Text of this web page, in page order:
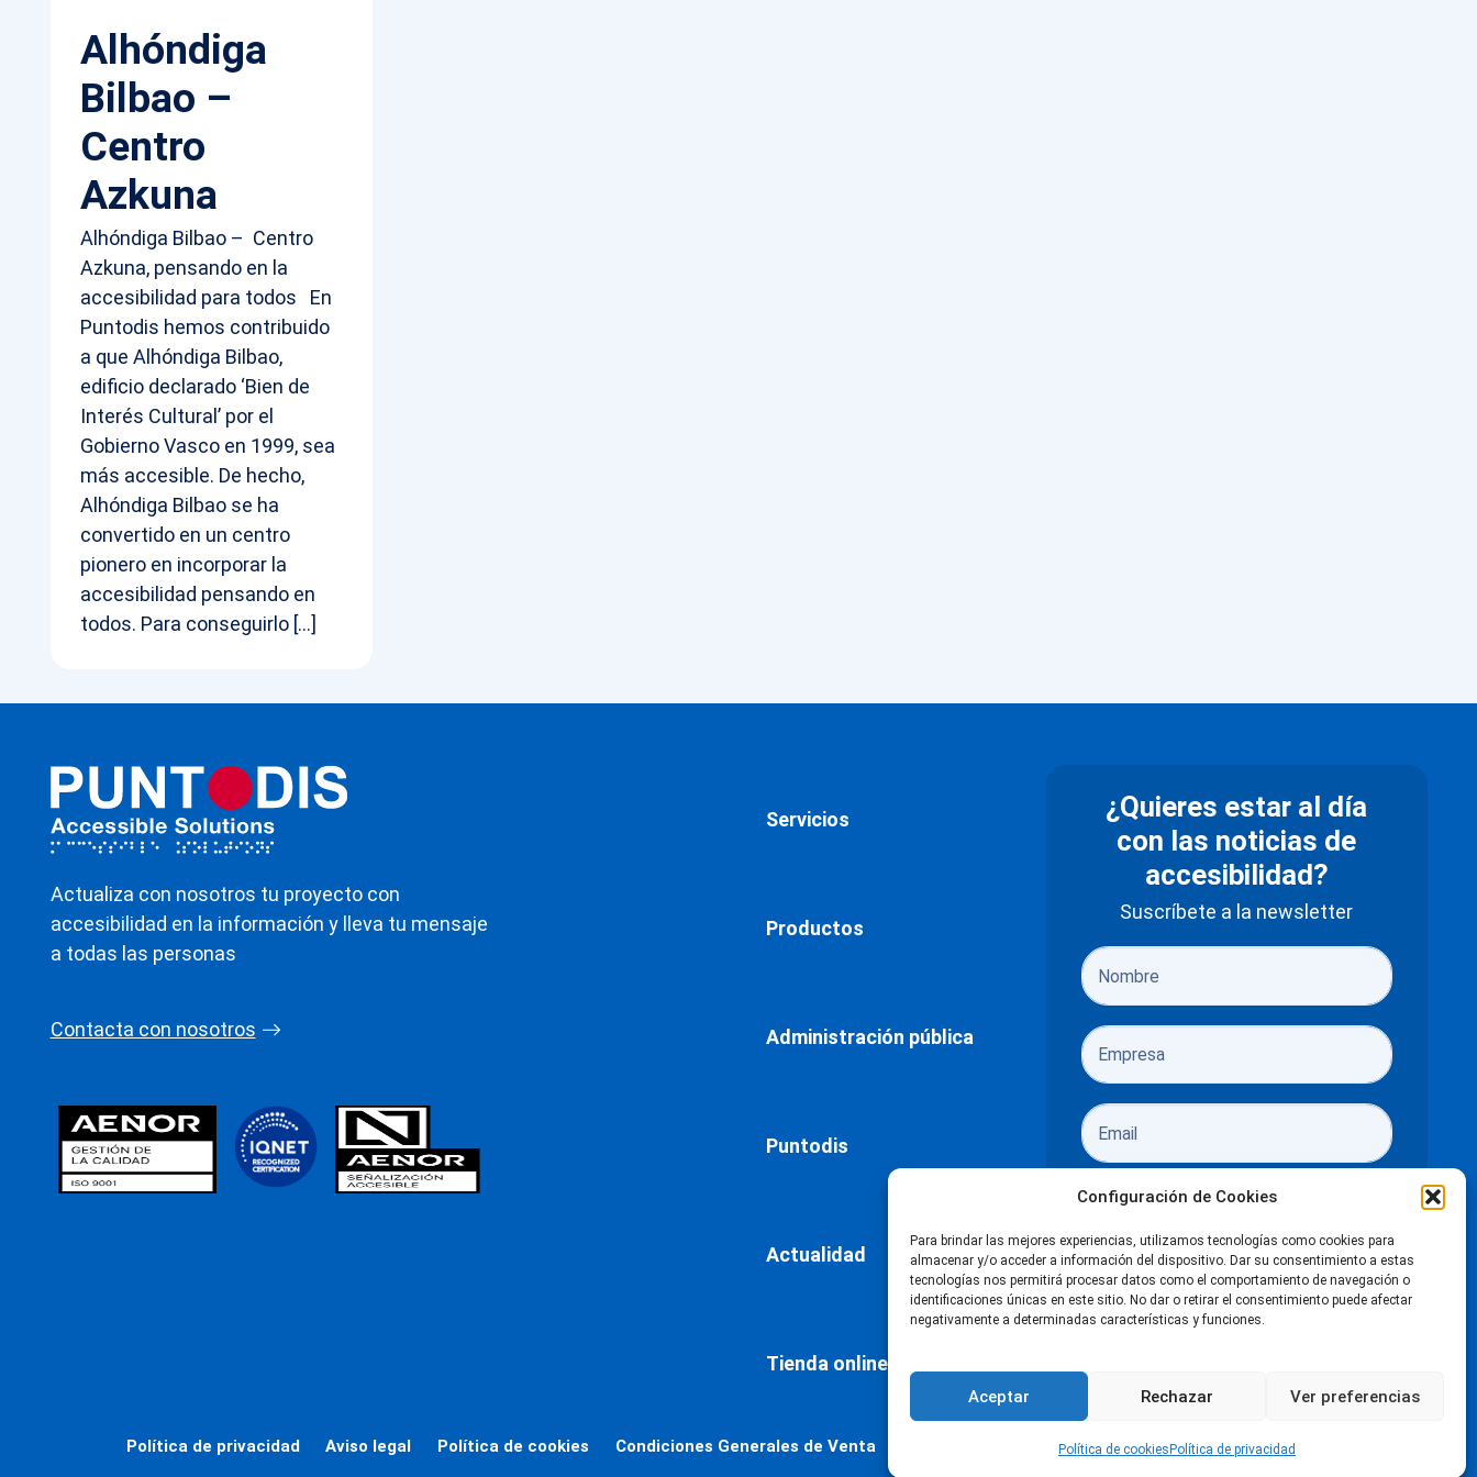
Configuración de Cookies
Para brindar las mejores experiencias, utilizamos tecnologías como cookies para
almacenar y/o acceder a información del dispositivo. Dar su consentimiento a estas
tecnologías nos permitirá procesar datos como el comportamiento de navegación o
identificaciones únicas en este sitio. No dar o retirar el consentimiento puede afectar
negativamente a determinadas características y funciones.
Aceptar Rechazar Ver preferencias
Política de cookies Política de privacidad
Alhóndiga
Bilbao –
Centro
Azkuna
Alhóndiga Bilbao – Centro
Azkuna, pensando en la
accesibilidad para todos En
Puntodis hemos contribuido
a que Alhóndiga Bilbao,
edificio declarado ‘Bien de
Interés Cultural’ por el
Gobierno Vasco en 1999, sea
más accesible. De hecho,
Alhóndiga Bilbao se ha
convertido en un centro
pionero en incorporar la
accesibilidad pensando en
todos. Para conseguirlo […]
Actualiza con nosotros tu proyecto con
accesibilidad en la información y lleva tu mensaje
a todas las personas
Contacta con nosotros
Servicios
Productos
Administración pública
Puntodis
Actualidad
Tienda online
¿Quieres estar al día
con las noticias de
accesibilidad?
Suscríbete a la newsletter
He leído y acepto laspolíticas de
privacidad
Política de privacidad Aviso legal Política de cookies Condiciones Generales de Venta
Declaración de accesibilidad
LinkedIn